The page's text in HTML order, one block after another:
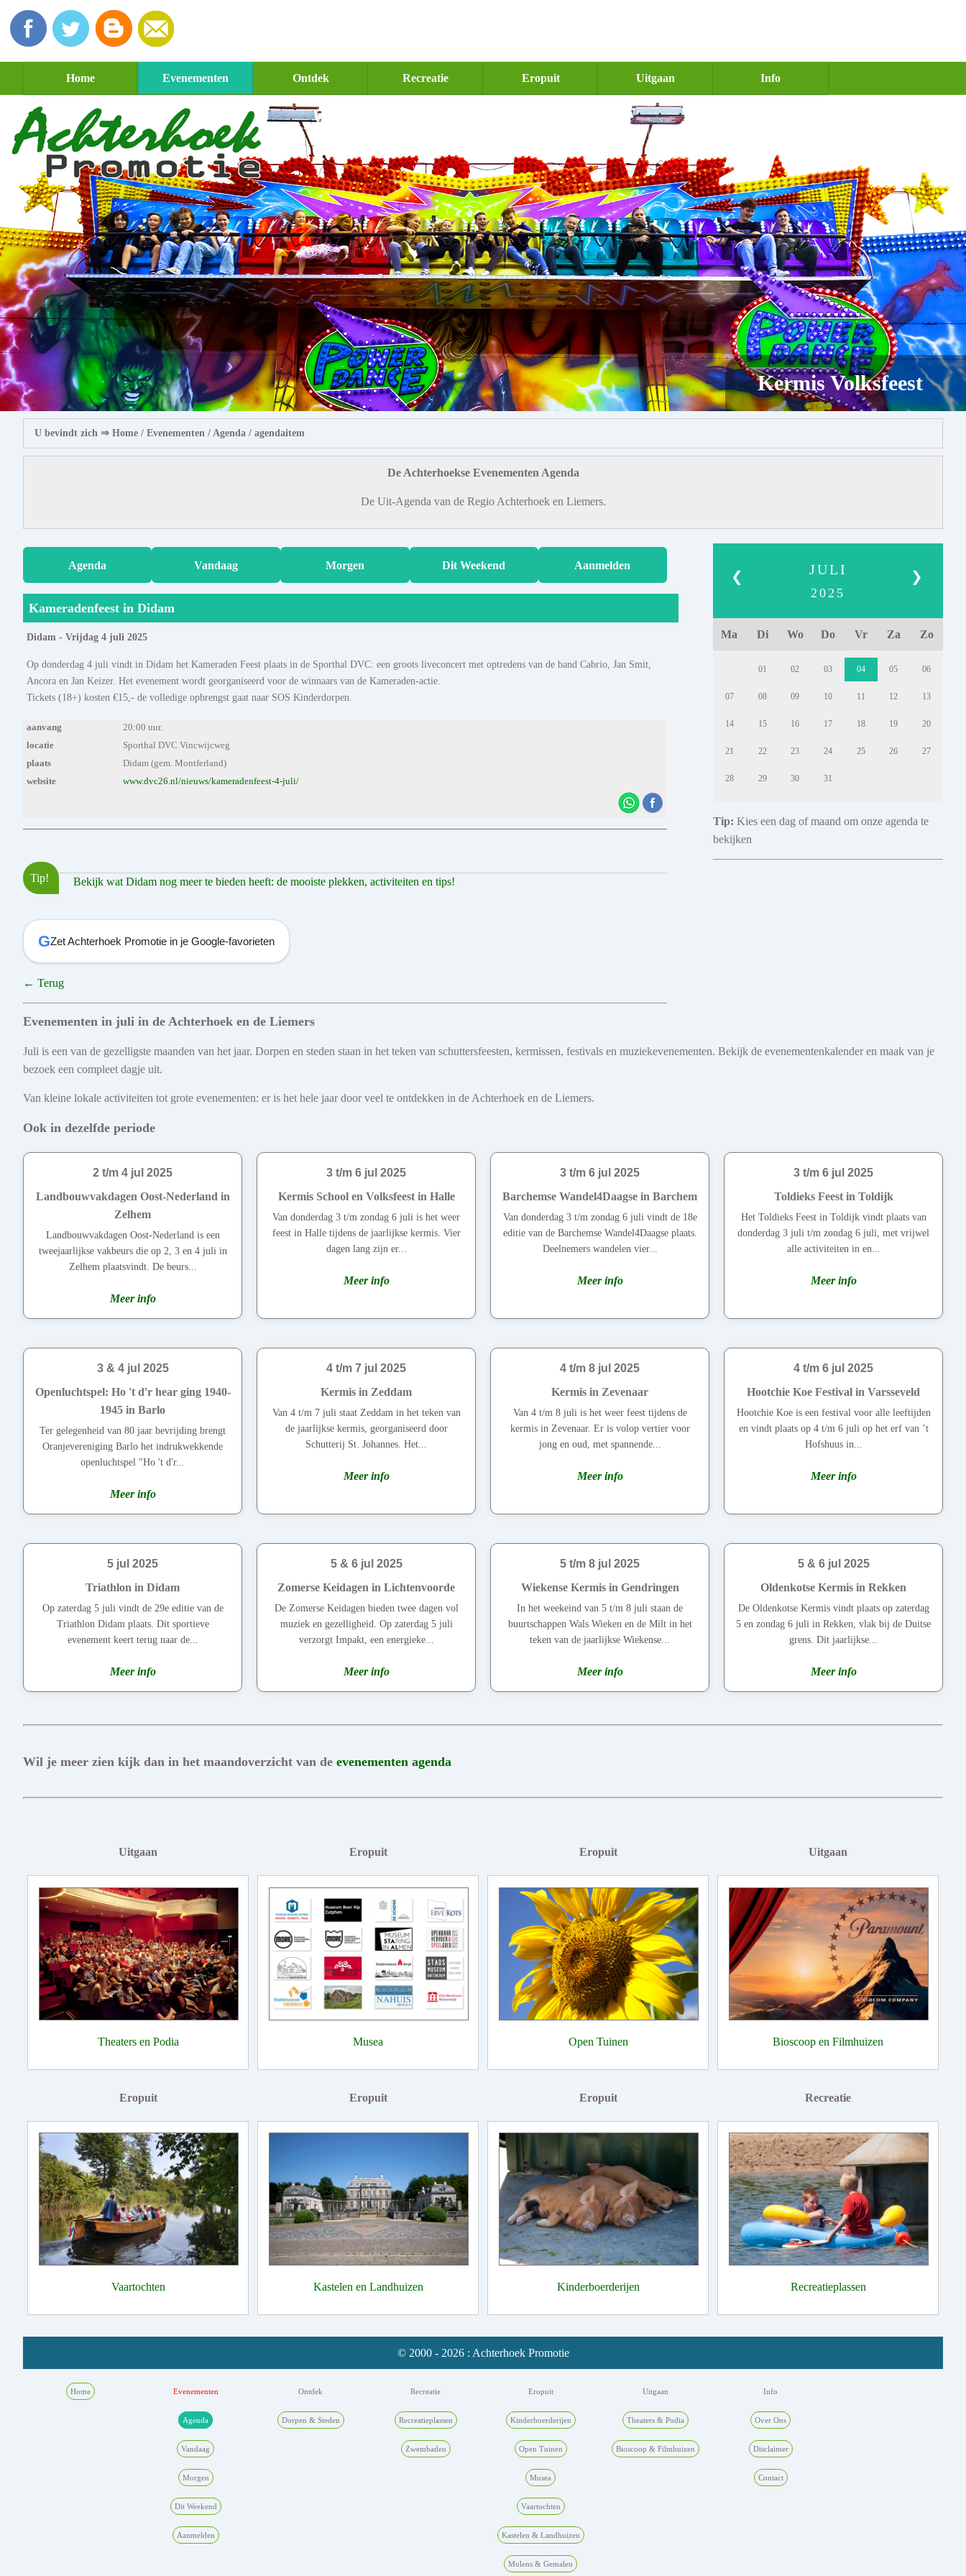
Home Evenementen Ontdek Recreatie Eropuit Uitgaan Info
Kermis Volksfeest
U bevindt zich ⇒ Home / Evenementen / Agenda / agendaitem
De Achterhoekse Evenementen Agenda
De Uit-Agenda van de Regio Achterhoek en Liemers.
Agenda Vandaag Morgen Dit Weekend Aanmelden
Kameradenfeest in Didam
Didam - Vrijdag 4 juli 2025
Op donderdag 4 juli vindt in Didam het Kameraden Feest plaats in de Sporthal DVC: een groots liveconcert met optredens van de band Cabrio, Jan Smit,
Ancora en Jan Keizer. Het evenement wordt georganiseerd voor de winnaars van de Kameraden-actie.
Tickets (18+) kosten €15,- de volledige opbrengst gaat naar SOS Kinderdorpen.
aanvang
20:00 uur.
locatie
Sporthal DVC Vincwijcweg
plaats
Didam (gem. Montferland)
website
www.dvc26.nl/nieuws/kameradenfeest-4-juli/
Tip! Bekijk wat Didam nog meer te bieden heeft: de mooiste plekken, activiteiten en tips!
GZet Achterhoek Promotie in je Google-favorieten
← Terug
❮ ❯
JULI
2025
Ma Di Wo Do Vr Za Zo
01 02 03 04 05 06
07 08 09 10 11 12 13
14 15 16 17 18 19 20
21 22 23 24 25 26 27
28 29 30 31
Tip: Kies een dag of maand om onze agenda te
bekijken
Evenementen in juli in de Achterhoek en de Liemers
Juli is een van de gezelligste maanden van het jaar. Dorpen en steden staan in het teken van schuttersfeesten, kermissen, festivals en muziekevenementen. Bekijk de evenementenkalender en maak van je
bezoek een compleet dagje uit.
Van kleine lokale activiteiten tot grote evenementen: er is het hele jaar door veel te ontdekken in de Achterhoek en de Liemers.
Ook in dezelfde periode
2 t/m 4 jul 2025
Landbouwvakdagen Oost-Nederland in
Zelhem
Landbouwvakdagen Oost-Nederland is een
tweejaarlijkse vakbeurs die op 2, 3 en 4 juli in
Zelhem plaatsvindt. De beurs...
Meer info
3 t/m 6 jul 2025
Kermis School en Volksfeest in Halle
Van donderdag 3 t/m zondag 6 juli is het weer
feest in Halle tijdens de jaarlijkse kermis. Vier
dagen lang zijn er...
Meer info
3 t/m 6 jul 2025
Barchemse Wandel4Daagse in Barchem
Van donderdag 3 t/m zondag 6 juli vindt de 18e
editie van de Barchemse Wandel4Daagse plaats.
Deelnemers wandelen vier...
Meer info
3 t/m 6 jul 2025
Toldieks Feest in Toldijk
Het Toldieks Feest in Toldijk vindt plaats van
donderdag 3 juli t/m zondag 6 juli, met vrijwel
alle activiteiten in en...
Meer info
3 & 4 jul 2025
Openluchtspel: Ho 't d'r hear ging 1940-
1945 in Barlo
Ter gelegenheid van 80 jaar bevrijding brengt
Oranjevereniging Barlo het indrukwekkende
openluchtspel "Ho 't d'r...
Meer info
4 t/m 7 jul 2025
Kermis in Zeddam
Van 4 t/m 7 juli staat Zeddam in het teken van
de jaarlijkse kermis, georganiseerd door
Schutterij St. Johannes. Het...
Meer info
4 t/m 8 jul 2025
Kermis in Zevenaar
Van 4 t/m 8 juli is het weer feest tijdens de
kermis in Zevenaar. Er is volop vertier voor
jong en oud, met spannende...
Meer info
4 t/m 6 jul 2025
Hootchie Koe Festival in Varsseveld
Hootchie Koe is een festival voor alle leeftijden
en vindt plaats op 4 t/m 6 juli op het erf van ’t
Hofshuus in...
Meer info
5 jul 2025
Triathlon in Didam
Op zaterdag 5 juli vindt de 29e editie van de
Triathlon Didam plaats. Dit sportieve
evenement keert terug naar de...
Meer info
5 & 6 jul 2025
Zomerse Keidagen in Lichtenvoorde
De Zomerse Keidagen bieden twee dagen vol
muziek en gezelligheid. Op zaterdag 5 juli
verzorgt Impakt, een energieke...
Meer info
5 t/m 8 jul 2025
Wiekense Kermis in Gendringen
In het weekeind van 5 t/m 8 juli staan de
buurtschappen Wals Wieken en de Milt in het
teken van de jaarlijkse Wiekense...
Meer info
5 & 6 jul 2025
Oldenkotse Kermis in Rekken
De Oldenkotse Kermis vindt plaats op zaterdag
5 en zondag 6 juli in Rekken, vlak bij de Duitse
grens. Dit jaarlijkse...
Meer info
Wil je meer zien kijk dan in het maandoverzicht van de evenementen agenda
Uitgaan
Theaters en Podia
Eropuit
Musea
Eropuit
Open Tuinen
Uitgaan
Bioscoop en Filmhuizen
Eropuit
Vaartochten
Eropuit
Kastelen en Landhuizen
Eropuit
Kinderboerderijen
Recreatie
Recreatieplassen
© 2000 - 2026 : Achterhoek Promotie
Home Evenementen
Agenda
Vandaag
Morgen
Dit Weekend
Aanmelden
Ontdek
Dorpen & Steden
Recreatie
Recreatieplassen
Zwembaden
Eropuit
Kinderboerderijen
Open Tuinen
Musea
Vaartochten
Kastelen & Landhuizen
Molens & Gemalen
Uitgaan
Theaters & Podia
Bioscoop & Filmhuizen
Info
Over Ons
Disclaimer
Contact